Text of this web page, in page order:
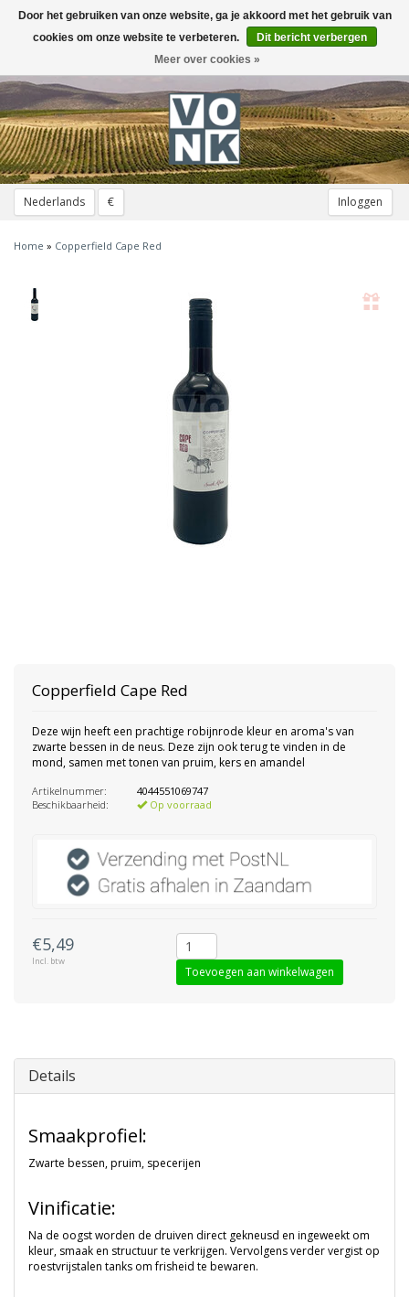
Nederlands € Inloggen
Toggle
navigation
Home » Copperfield Cape Red
Copperfield Cape Red
Deze wijn heeft een prachtige robijnrode kleur en aroma's van
zwarte bessen in de neus. Deze zijn ook terug te vinden in de
mond, samen met tonen van pruim, kers en amandel
Artikelnummer:
4044551069747
Beschikbaarheid:
Op voorraad
€5,49
Incl. btw
Toevoegen aan winkelwagen
Details
Smaakprofiel:
Zwarte bessen, pruim, specerijen
Vinificatie:
Na de oogst worden de druiven direct gekneusd en ingeweekt om
kleur, smaak en structuur te verkrijgen. Vervolgens verder vergist op
roestvrijstalen tanks om frisheid te bewaren.
Door het gebruiken van onze website, ga je akkoord met het gebruik van
cookies om onze website te verbeteren.
Dit bericht verbergen
Meer over cookies »